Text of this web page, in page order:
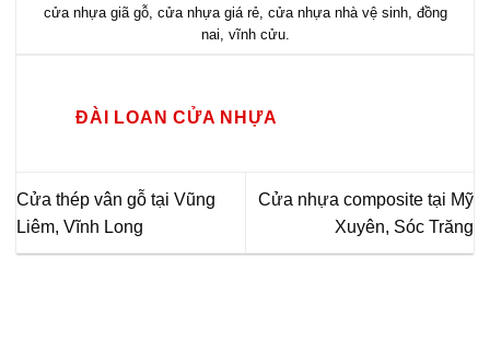
cửa nhựa giã gỗ, cửa nhựa giá rẻ, cửa nhựa nhà vệ sinh, đồng
nai vĩnh cửu.
ĐÀI LOAN CỬA NHỰA
Cửa thép vân gỗ tại Vũng
Liêm, Vĩnh Long
Cửa nhựa composite tại Mỹ
Xuyên, Sóc Trăng